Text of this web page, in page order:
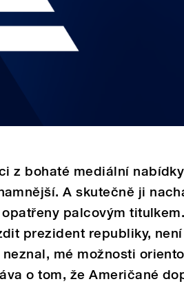
z bohaté mediální
A skutečně ji
palcovým
prezident republiky, není
mé možnosti
o tom, že Američané